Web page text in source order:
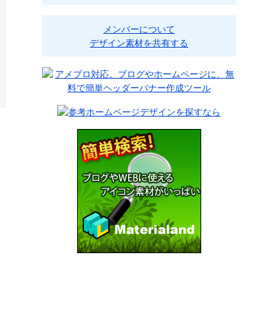
メンバーについて
デザイン素材を共有する